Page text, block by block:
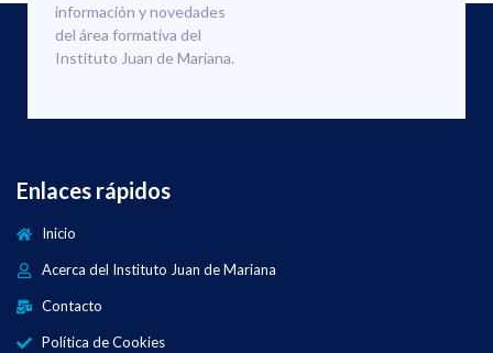
información y novedades
del área formativa del
Instituto Juan de Mariana.
Enlaces rápidos
Inicio
Acerca del Instituto Juan de Mariana
Contacto
Política de Cookies